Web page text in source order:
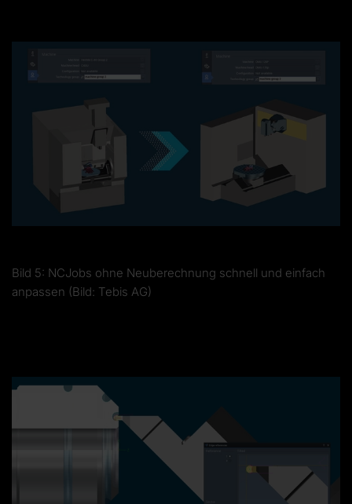
Bild 5: NCJobs ohne Neuberechnung schnell und einfach
anpassen (Bild: Tebis AG)